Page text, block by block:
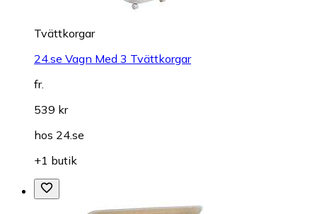
Tvättkorgar
24.se Vagn Med 3 Tvättkorgar
fr.
539 kr
hos 24.se
+1 butik